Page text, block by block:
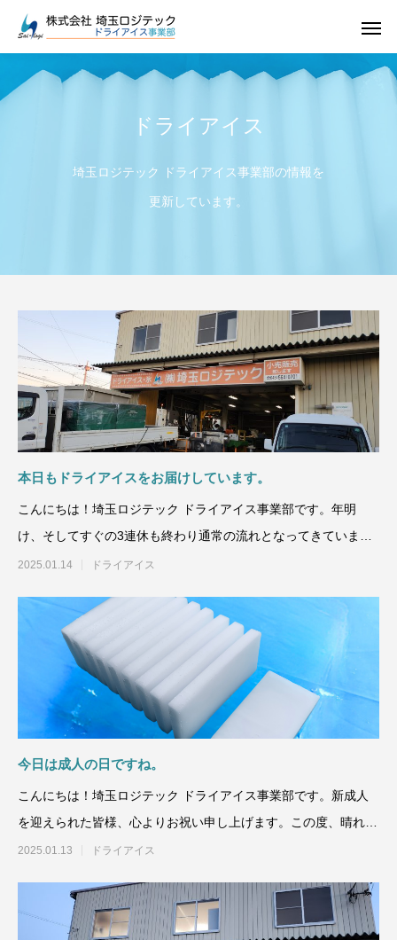
ドライアイス
ドライアイスの販売をしています
ドライアイス
ドライアイスで荷物を冷やすには？適切な
量と配置方法を徹底解説
2026.06.30
氷関連 価格改定の
2026.06.29
氷関連 価格改定のお知らせ
2026.06.29
朝は強い雨が降っ
2025.05.19
ドライアイスブラストのメリット・活用事
ドライアイス洗浄
ドライアイス
埼玉ロジテック ドライアイス事業部の情報を
更新しています。
本日もドライアイスをお届けしています。
こんにちは！埼玉ロジテック ドライアイス事業部です。年明
け、そしてすぐの3連休も終わり通常の流れとなってきています
ね。1月も半分が過ぎよう
2025.01.14 ドライアイス
今日は成人の日ですね。
こんにちは！埼玉ロジテック ドライアイス事業部です。新成人
を迎えられた皆様、心よりお祝い申し上げます。この度、晴れて
ご成人を迎えら
2025.01.13 ドライアイス